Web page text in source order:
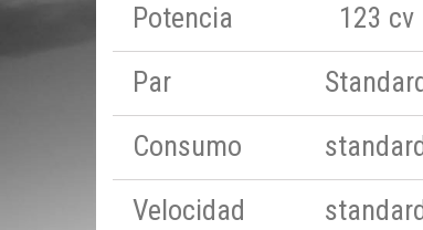
Potencia
123 cv
Par
Consumo
Velocidad